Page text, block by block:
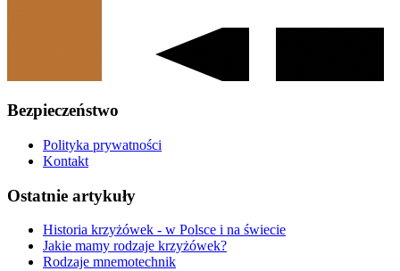
Bezpieczeństwo
Polityka prywatności
Kontakt
Ostatnie artykuły
Historia krzyżówek - w Polsce i na świecie
Jakie mamy rodzaje krzyżówek?
Rodzaje mnemotechnik